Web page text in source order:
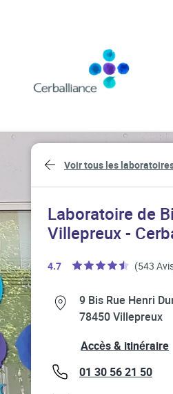
Link to main website
Return to Nav
Voir tous les
Laboratoire de
Villepreux -
4.7 (543
Link Opens in New Tab
9 Bis Rue Henri
78450Villepreux
Link Opens in New
Accès & itinéraire
phone
01 30 56 21 50